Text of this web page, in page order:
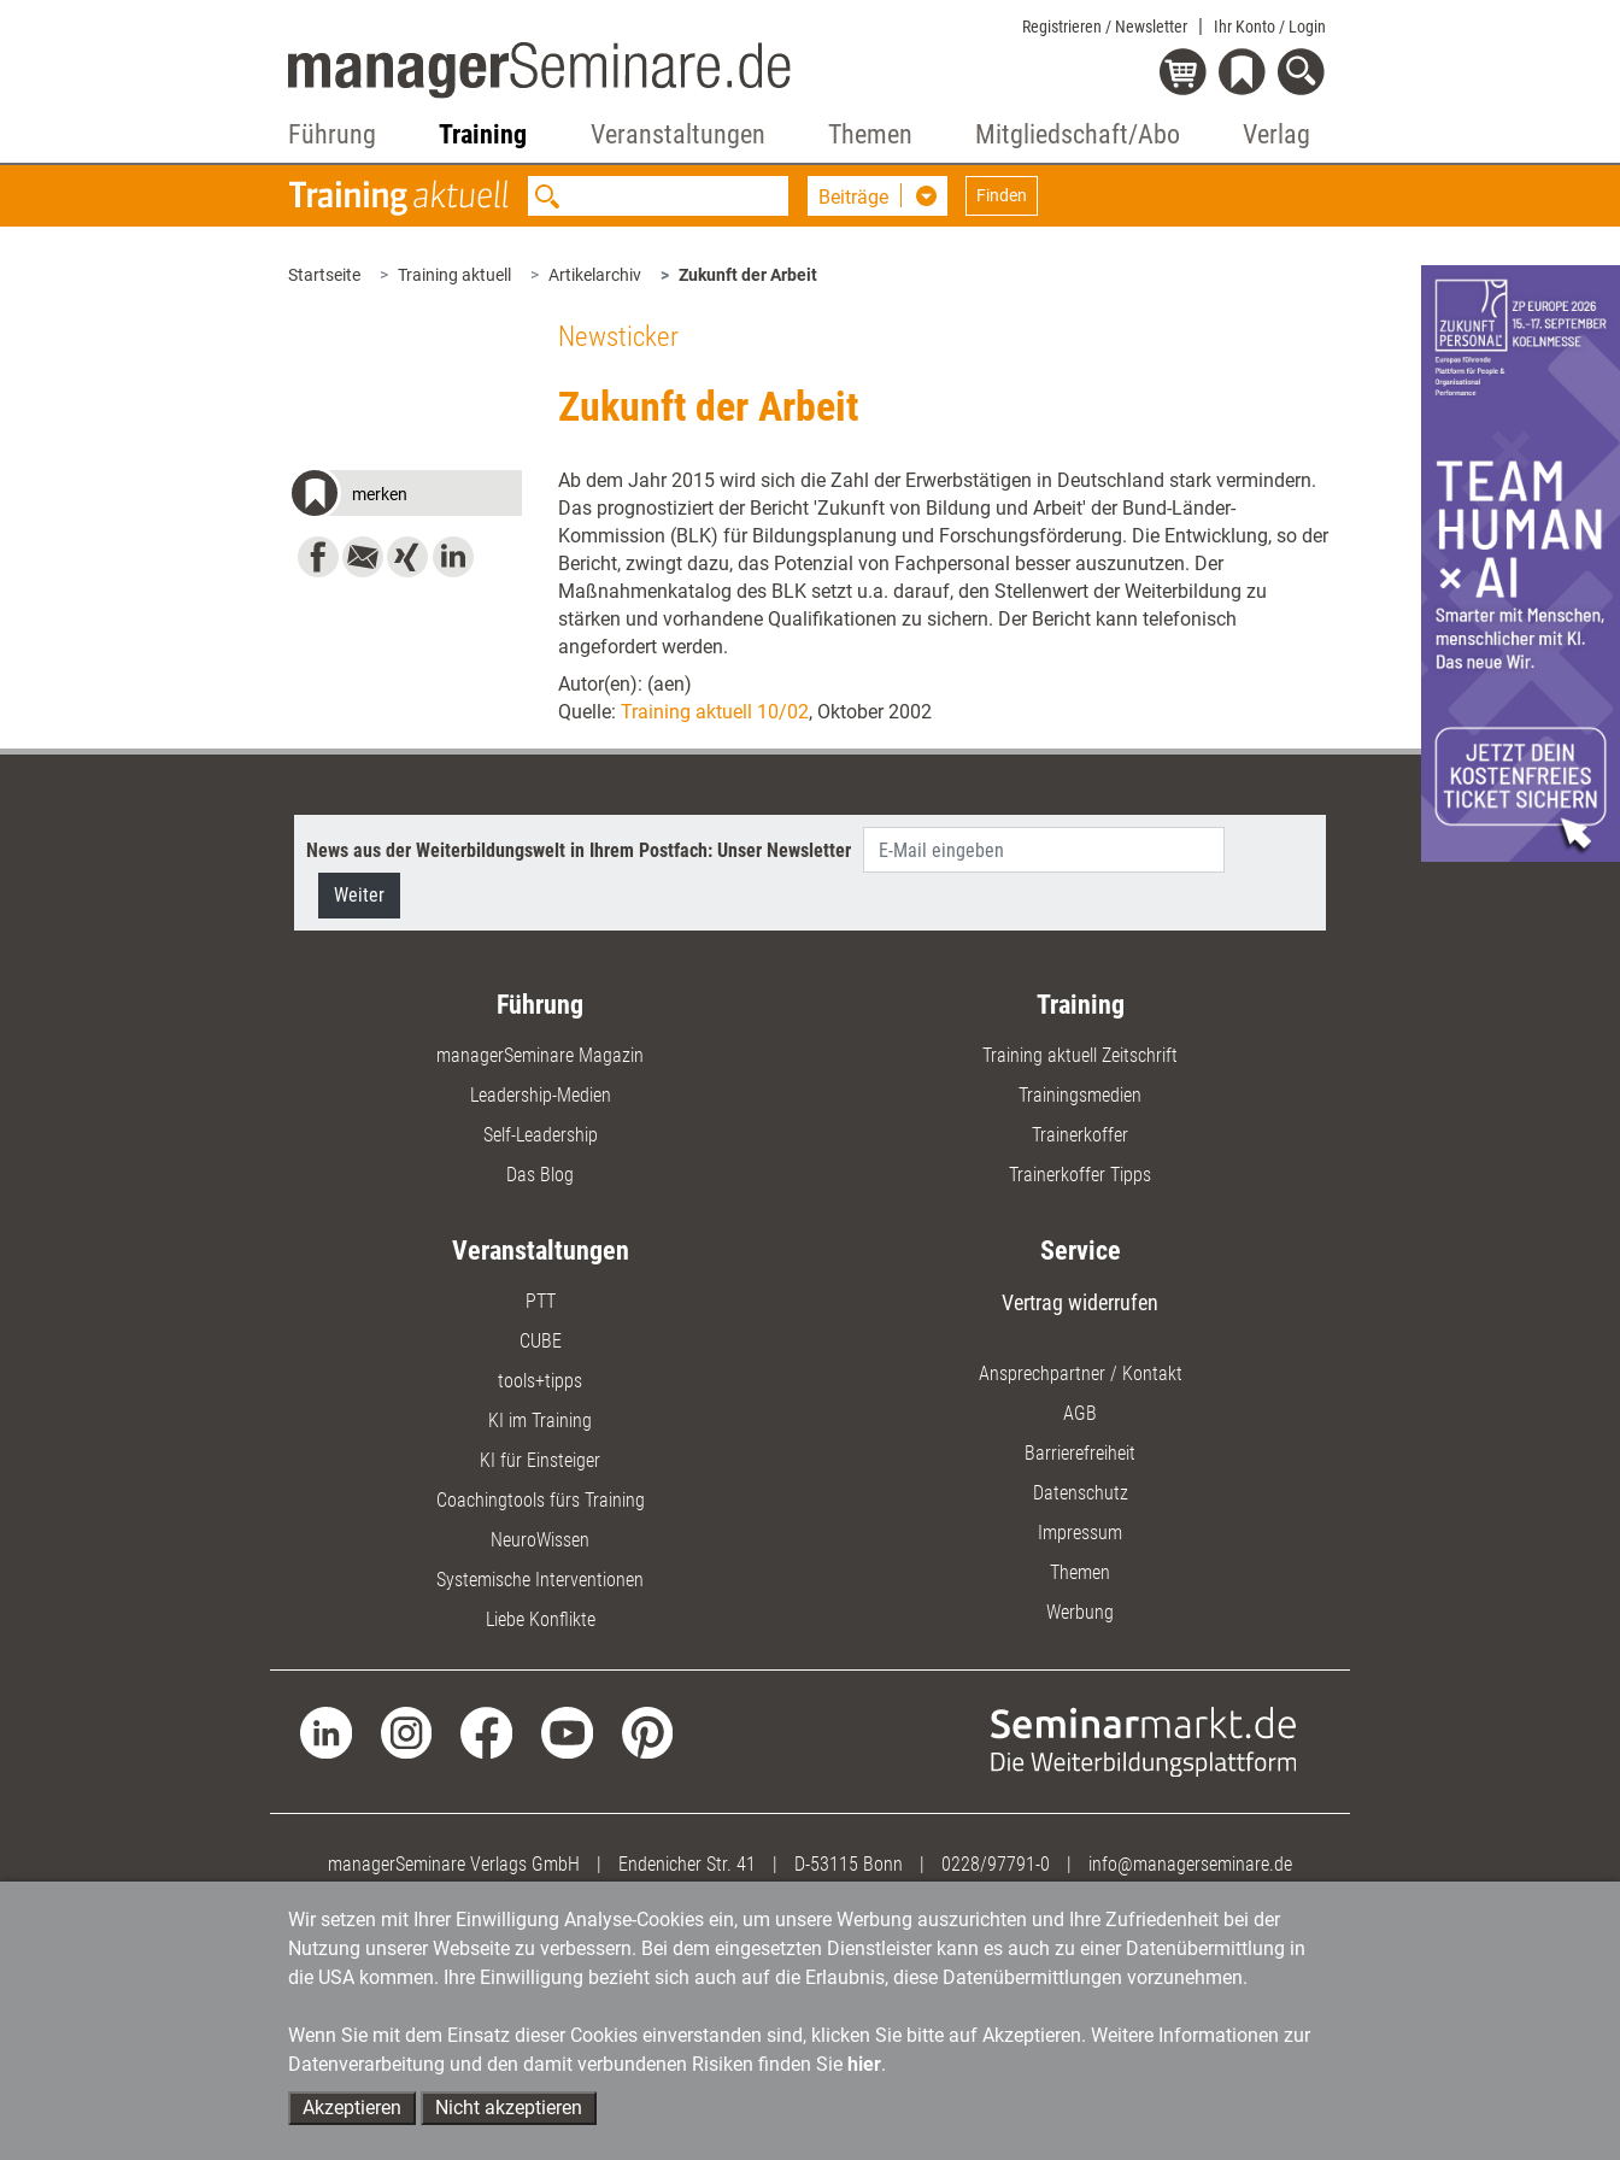
Registrieren / Newsletter Ihr Konto / Login
Führung Training Veranstaltungen Themen Mitgliedschaft/Abo Verlag
Beiträge Finden
Startseite Training aktuell Artikelarchiv Zukunft der Arbeit
Newsticker
Zukunft der Arbeit
merken
Ab dem Jahr 2015 wird sich die Zahl der Erwerbstätigen in Deutschland stark vermindern.
Das prognostiziert der Bericht 'Zukunft von Bildung und Arbeit' der Bund-Länder-
Kommission (BLK) für Bildungsplanung und Forschungsförderung. Die Entwicklung, so der
Bericht, zwingt dazu, das Potenzial von Fachpersonal besser auszunutzen. Der
Maßnahmenkatalog des BLK setzt u.a. darauf, den Stellenwert der Weiterbildung zu
stärken und vorhandene Qualifikationen zu sichern. Der Bericht kann telefonisch
angefordert werden.
Autor(en): (aen)
Quelle: Training aktuell 10/02, Oktober 2002
News aus der Weiterbildungswelt in Ihrem Postfach: Unser Newsletter
Weiter
Führung
managerSeminare Magazin
Leadership-Medien
Self-Leadership
Das Blog
Training
Training aktuell Zeitschrift
Trainingsmedien
Trainerkoffer
Trainerkoffer Tipps
Veranstaltungen
PTT
CUBE
tools+tipps
KI im Training
KI für Einsteiger
Coachingtools fürs Training
NeuroWissen
Systemische Interventionen
Liebe Konflikte
Service
Vertrag widerrufen
Ansprechpartner / Kontakt
AGB
Barrierefreiheit
Datenschutz
Impressum
Themen
Werbung
managerSeminare Verlags GmbH | Endenicher Str. 41 | D-53115 Bonn | 0228/97791-0 | info@managerseminare.de
Wir setzen mit Ihrer Einwilligung Analyse-Cookies ein, um unsere Werbung auszurichten und Ihre Zufriedenheit bei der
Nutzung unserer Webseite zu verbessern. Bei dem eingesetzten Dienstleister kann es auch zu einer Datenübermittlung in
die USA kommen. Ihre Einwilligung bezieht sich auch auf die Erlaubnis, diese Datenübermittlungen vorzunehmen.
Wenn Sie mit dem Einsatz dieser Cookies einverstanden sind, klicken Sie bitte auf Akzeptieren. Weitere Informationen zur
Datenverarbeitung und den damit verbundenen Risiken finden Sie hier.
Akzeptieren
Nicht akzeptieren